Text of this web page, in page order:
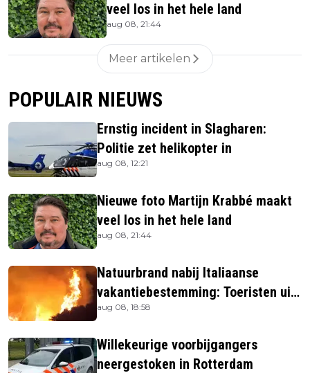
veel los in het hele land
aug 08, 21:44
Meer artikelen
POPULAIR NIEUWS
Ernstig incident in Slagharen:
Politie zet helikopter in
aug 08, 12:21
Nieuwe foto Martijn Krabbé maakt
veel los in het hele land
aug 08, 21:44
Natuurbrand nabij Italiaanse
vakantiebestemming: Toeristen uit
verblijven gehaald
aug 08, 18:58
Willekeurige voorbijgangers
neergestoken in Rotterdam